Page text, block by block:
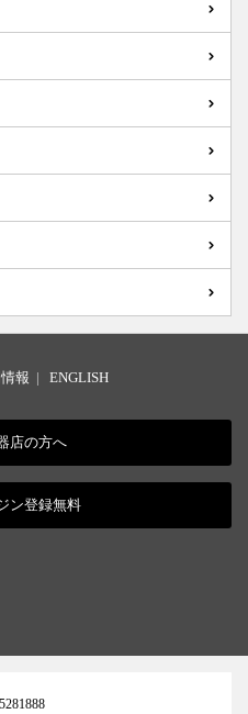
報 | ENGLISH
店の方へ
ン登録無料